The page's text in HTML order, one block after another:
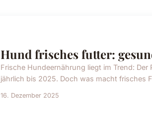
Hund frisches futter:
Frische Hundeernährung liegt im Trend:
jährlich bis 2025. Doch was macht frisches
16. Dezember 2025